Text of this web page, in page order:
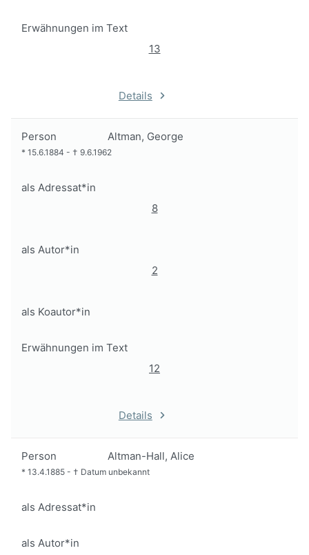
Erwähnungen im Text
13
Details
Person Altman, George
* 15.6.1884 - † 9.6.1962
als Adressat*in
8
als Autor*in
2
als Koautor*in
Erwähnungen im Text
12
Details
Person Altman-Hall, Alice
* 13.4.1885 - † Datum unbekannt
als Adressat*in
als Autor*in